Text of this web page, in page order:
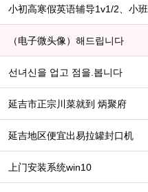
小初高寒假英语辅导1v1/2、小班
（电子微头像）해드립니다
선녀신을 업고 점을.봅니다
延吉市正宗川菜就到 炳聚府
延吉地区便宜出易拉罐封口机
上门安装系统win10